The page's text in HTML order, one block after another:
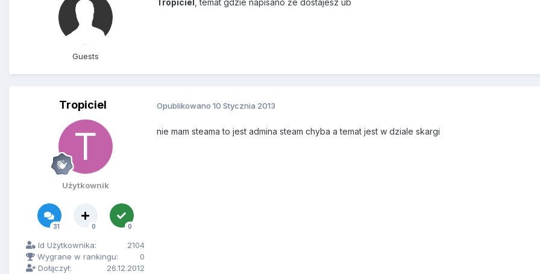
Guests
Tropiciel , temat gdzie napisano że dostajesz ub
Tropiciel
Użytkownik
31 0 0
Id Użytkownika:
2104
Wygrane w rankingu:
0
Dołączył:
26.12.2012
Opublikowano 10 Stycznia 2013
nie mam steama to jest admina steam chyba a temat jest w dziale skargi